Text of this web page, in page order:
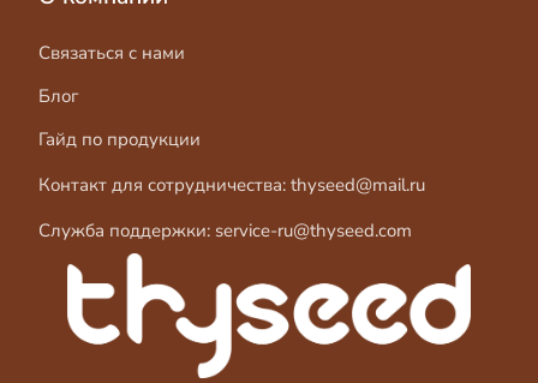
Связаться с нами
Блог
Гайд по продукции
Контакт для сотрудничества: thyseed@mail.ru
Служба поддержки: service-ru@thyseed.com